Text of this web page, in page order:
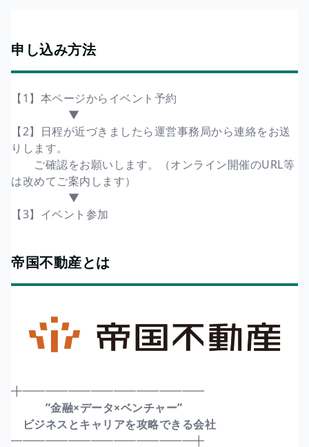
申し込み方法
【1】本ページからイベント予約
▼
【2】日程が近づきましたら運営事務局から連絡をお送
りします。
ご確認をお願いします。（オンライン開催のURL等
は改めてご案内します）
▼
【3】イベント参加
帝国不動産とは
╋━━━━━━━━━━━━━━━━
”金融×データ×ベンチャー”
ビジネスとキャリアを攻略できる会社
━━━━━━━━━━━━━━━━╋